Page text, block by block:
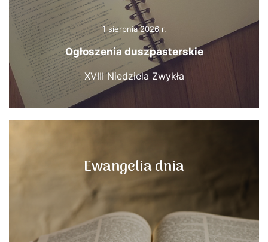
1 sierpnia 2026 r.
Ogłoszenia duszpasterskie
XVIII Niedziela Zwykła
Ewangelia dnia